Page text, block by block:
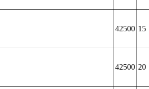
42500 15
42500 20